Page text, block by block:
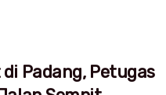
Padang, Petugas